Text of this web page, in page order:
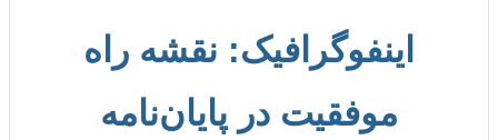
نقشه راه
در پایان‌نامه